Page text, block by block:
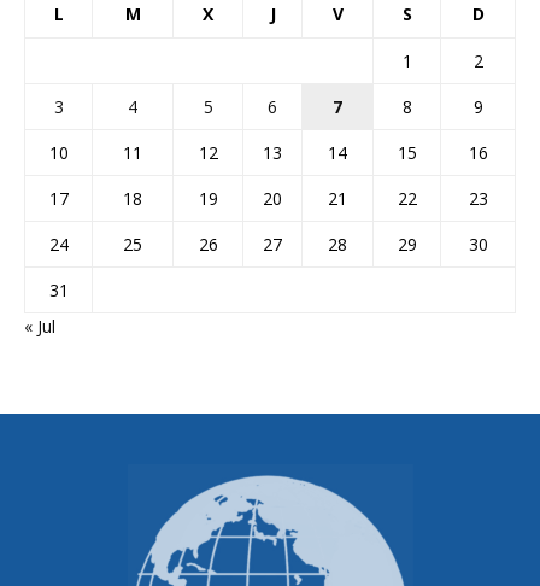
L M X J V S D
1
2
3
4 5 6 7 8
9
10
11 12 13 14 15
16
17
18 19 20 21 22
23
24
25 26 27 28 29
30
31
« Jul